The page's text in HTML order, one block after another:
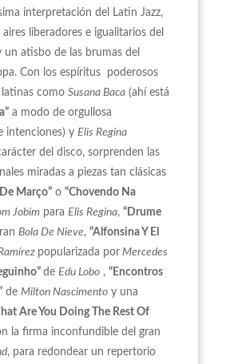
interpretación del Latin Jazz,
liberadores e igualitarios del
un atisbo de las brumas del
Con los espíritus poderosos
latinas como Susana Baca (ahí está
a modo de orgullosa
intenciones) y Elis Regina
del disco, sorprenden las
miradas a piezas tan clásicas
Março” o “Chovendo Na
Jobim para Elis Regina, “Drume
Bola De Nieve, “Alfonsina Y El
popularizada por Mercedes
de Edu Lobo , “Encontros
de Milton Nascimento y una
Are You Doing The Rest Of
la firma inconfundible del gran
, para redondear un repertorio